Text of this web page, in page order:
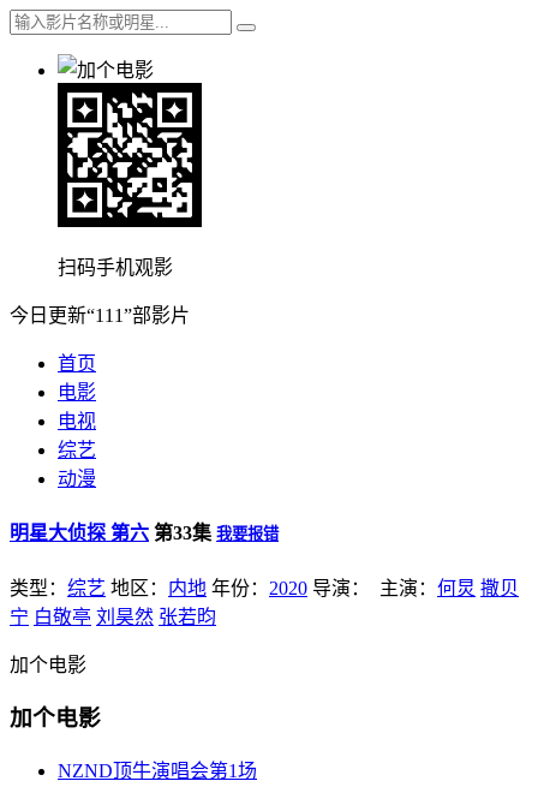
扫码手机观影
今日更新“111”部影片
首页
电影
电视
综艺
动漫
明星大侦探 第六 第33集 我要报错
类型： 综艺 地区： 内地 年份： 2020 导演： 主演： 何炅 撒贝
宁 白敬亭 刘昊然 张若昀
加个电影
加个电影
NZND顶牛演唱会第1场